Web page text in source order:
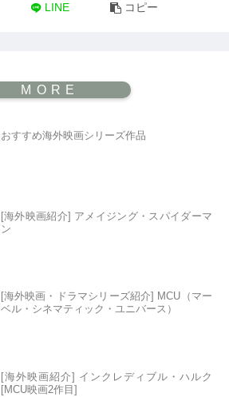
LINE コピー
おすすめ海外映画シリーズ作品
[海外映画紹介] アメイジング・スパイダーマ
ン
[海外映画・ドラマシリーズ紹介] MCU（マー
ベル・シネマティック・ユニバース）
[海外映画紹介] インクレディブル・ハルク
[MCU映画2作目]